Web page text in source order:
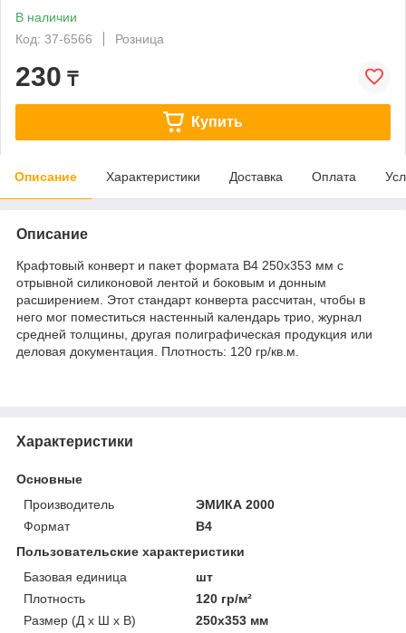
В наличии
Код: 37-6566
Розница
230 ₸
Купить
Описание Характеристики Доставка Оплата
Описание
Крафтовый конверт и пакет формата В4 250х353 мм с
отрывной силиконовой лентой и боковым и донным
расширением. Этот стандарт конверта рассчитан, чтобы в
него мог поместиться настенный календарь трио, журнал
средней толщины, другая полиграфическая продукция или
деловая документация. Плотность: 120 гр/кв.м.
Характеристики
Основные
Производитель
ЭМИКА 2000
Формат
B4
Пользовательские характеристики
Базовая единица
шт
Плотность
120 гр/м²
Размер (Д х Ш х В)
250х353 мм